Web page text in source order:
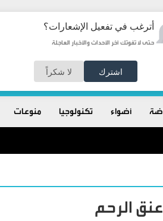
أترغب في تفعيل الإشعارات؟
حتى لا تفوتك آخر الأحداث والأخبار العاجلة
اشترك لا شكراً
أضواء تكنولوجيا منوعات
الرحم